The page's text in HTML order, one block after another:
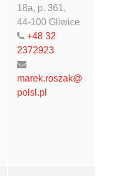
18a, p. 361,
44-100 Gliwice
+48 32
2372923
marek.roszak@
polsl.pl